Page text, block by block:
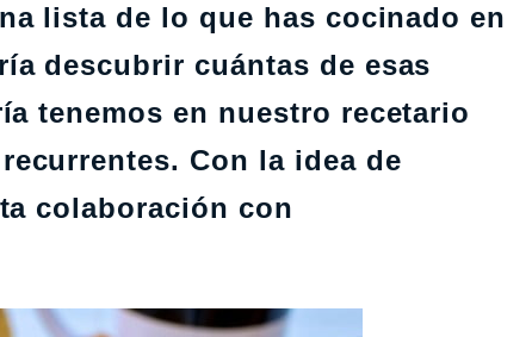
lista de lo que has cocinado en
descubrir cuántas de esas
tenemos en nuestro recetario
Con la idea de
colaboración con